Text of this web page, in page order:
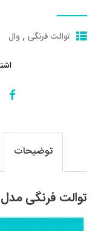
توالت فرنگی , وال
توضیحات
توالت فرنگی